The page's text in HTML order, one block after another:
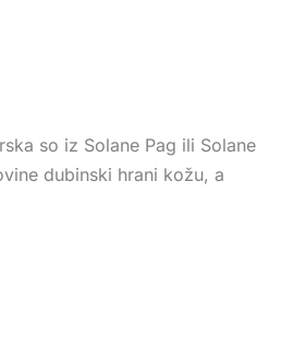
so iz Solane Pag ili Solane
dubinski hrani kožu, a